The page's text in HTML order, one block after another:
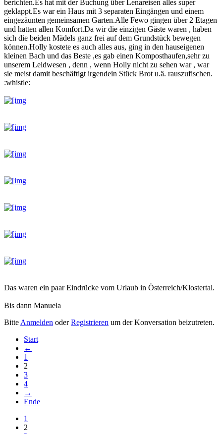
berichten.Es hat mit der Buchung über Lenareisen alles super
geklappt.Es war ein Haus mit 3 separaten Eingängen und einem
eingezäunten gemeinsamen Garten.Alle Fewo gingen über 2 Etagen
und hatten allen Komfort.Da wir die einzigen Gäste waren , haben
sich die beiden Mädels ganz frei auf dem Grundstück bewegen
können.Holly kostete es auch alles aus, ging in den hauseigenen
kleinen Bach und das Beste ,es gab einen Komposthaufen,sehr zu
unserem Leidwesen , denn , wenn Holly nicht zu sehen war , war
sie meist damit beschäftigt irgendein Stück Brot u.ä. rauszufischen.
:whistle:
Das waren ein paar Eindrücke vom Urlaub in Österreich/Klostertal.
Bis dann Manuela
Bitte Anmelden oderRegistrieren um der Konversation beizutreten.
Start
←
1
2
3
4
→
Ende
1
2